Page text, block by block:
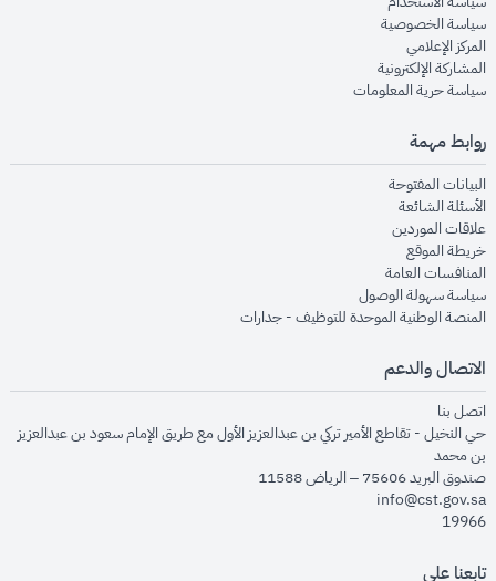
سياسة الخصوصيةopens in new window
المركز الإعلاميopens in new window
المشاركة الإلكترونيةopens in new window
سياسة حرية المعلوماتopens in new window
روابط مهمة
البيانات المفتوحةopens in new window
الأسئلة الشائعةopens in new window
علاقات الموردينopens in new window
خريطة الموقعopens in new window
المنافسات العامةopens in new window
سياسة سهولة الوصولopens in new window
المنصة الوطنية الموحدة للتوظيف - جداراتopens in new window
الاتصال والدعم
اتصل بنا
حي النخيل - تقاطع الأمير تركي بن عبدالعزيز الأول مع طريق الإمام سعود بن عبدالعزيز
بن محمد
صندوق البريد 75606 – الرياض 11588
info@cst.gov.sa
19966
تابعنا على